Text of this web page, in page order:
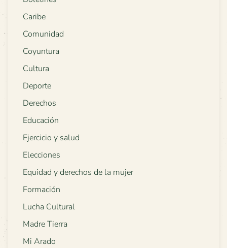
Caribe
Comunidad
Coyuntura
Cultura
Deporte
Derechos
Educación
Ejercicio y salud
Elecciones
Equidad y derechos de la mujer
Formación
Lucha Cultural
Madre Tierra
Mi Arado